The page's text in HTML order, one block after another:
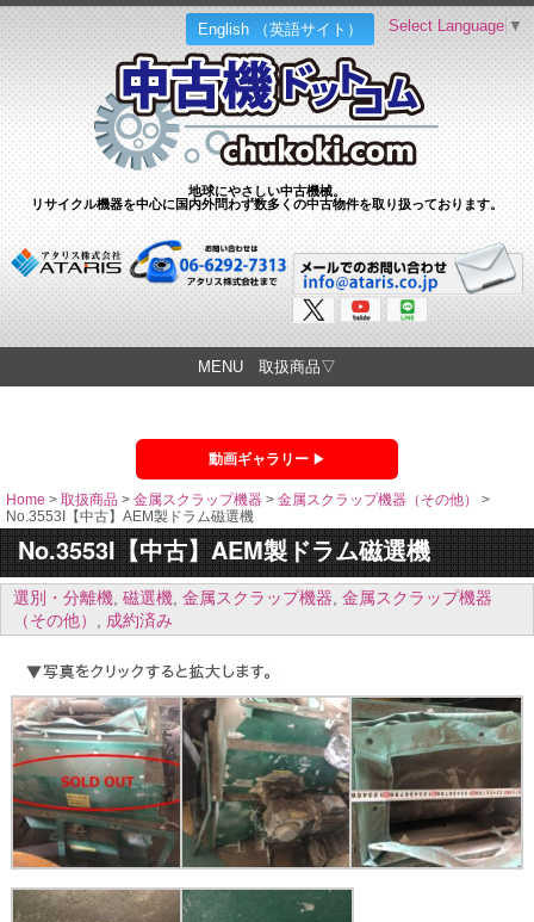
English （英語サイト）
地球にやさしい中古機械。
リサイクル機器を中心に国内外問わず数多くの中古物件を取り扱っております。
Select Language ▼
MENU 取扱商品▽
動画ギャラリー
Home > 取扱商品 > 金属スクラップ機器 > 金属スクラップ機器（その他）
>
No.3553I【中古】AEM製ドラム磁選機
No.3553I【中古】AEM製ドラム磁選機
選別・分離機, 磁選機, 金属スクラップ機器, 金属スクラップ機器
（その他） , 成約済み